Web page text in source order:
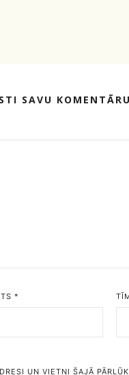
SAVU KOMENTĀRU
*
UN VIETNI ŠAJĀ